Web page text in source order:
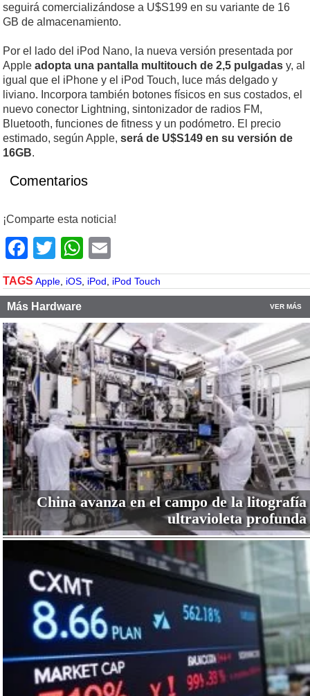
seguirá comercializándose a U$S199 en su variante de 16
GB de almacenamiento.
Por el lado del iPod Nano, la nueva versión presentada por
Apple adopta una pantalla multitouch de 2,5 pulgadas y, al
igual que el iPhone y el iPod Touch, luce más delgado y
liviano. Incorpora también botones físicos en sus costados, el
nuevo conector Lightning, sintonizador de radios FM,
Bluetooth, funciones de fitness y un podómetro. El precio
estimado, según Apple, será de U$S149 en su versión de
16GB.
Comentarios
¡Comparte esta noticia!
Facebook
TwitterWhatsApp
TAGS Apple, iOS, iPod, iPod Touch
Más Hardware VER MÁS
China avanza en el campo de la litografía
ultravioleta profunda